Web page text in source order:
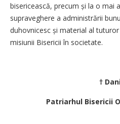
bisericească, precum și la o mai
supraveghere a administrării
duhovnicesc și material al
misiunii Bisericii în societate.
†
Patriarhul Bisericii